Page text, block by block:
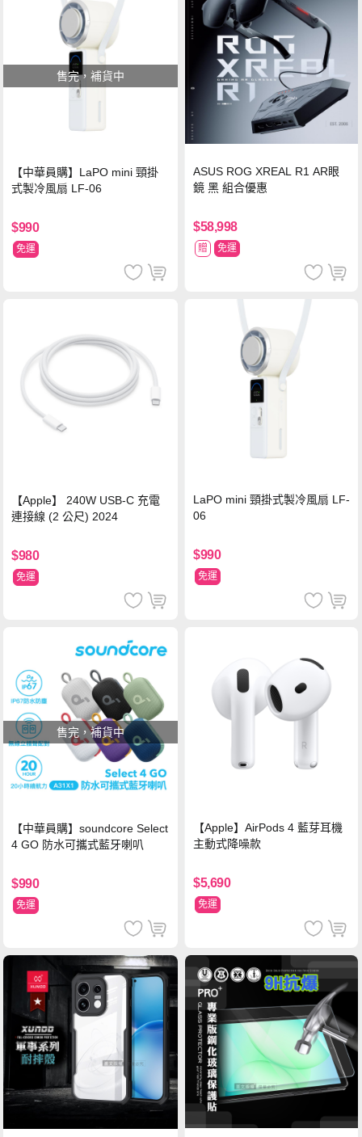
售完，補貨中
【中華員購】LaPO mini 頸掛
式製冷風扇 LF-06
$990
免運
ASUS ROG XREAL R1 AR眼
鏡 黑 組合優惠
$58,998
贈 免運
【Apple】 240W USB-C 充電
連接線 (2 公尺) 2024
$980
免運
LaPO mini 頸掛式製冷風扇 LF-
06
$990
免運
售完，補貨中
【中華員購】soundcore Select
4 GO 防水可攜式藍牙喇叭
$990
免運
【Apple】AirPods 4 藍芽耳機
主動式降噪款
$5,690
免運